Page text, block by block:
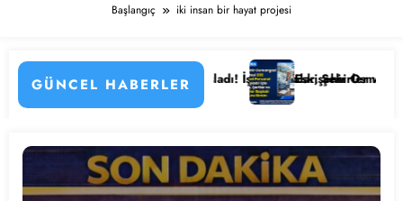
Başlangıç iki insan bir hayat projesi
GÜNCEL HABERLER
Personel Alımı Başladı! İşte Kadrolar, Şehirler ve Başvuru
Eskişehir Osmangazi